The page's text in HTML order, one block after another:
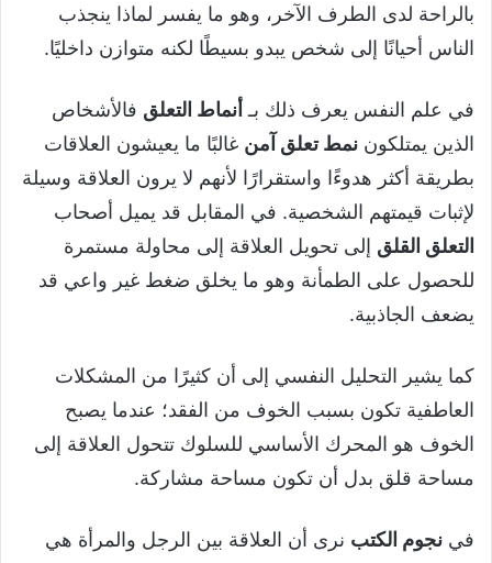
بالراحة لدى الطرف الآخر، وهو ما يفسر لماذا ينجذب
الناس أحيانًا إلى شخص يبدو بسيطًا لكنه متوازن داخليًا.
في علم النفس يعرف ذلك بـ أنماط التعلق فالأشخاص
الذين يمتلكون نمط تعلق آمن غالبًا ما يعيشون العلاقات
بطريقة أكثر هدوءًا واستقرارًا لأنهم لا يرون العلاقة وسيلة
لإثبات قيمتهم الشخصية. في المقابل قد يميل أصحاب
التعلق القلق إلى تحويل العلاقة إلى محاولة مستمرة
للحصول على الطمأنة وهو ما يخلق ضغط غير واعي قد
يضعف الجاذبية.
كما يشير التحليل النفسي إلى أن كثيرًا من المشكلات
العاطفية تكون بسبب الخوف من الفقد؛ عندما يصبح
الخوف هو المحرك الأساسي للسلوك تتحول العلاقة إلى
مساحة قلق بدل أن تكون مساحة مشاركة.
في نجوم الكتب نرى أن العلاقة بين الرجل والمرأة هي